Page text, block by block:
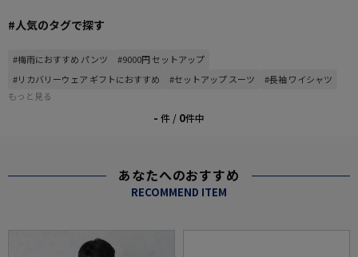
#人気のタグで探す
#梅雨におすすめ パンツ
#9000円 セットアップ
#リカバリーウェア ギフトにおすすめ
#セットアップ スーツ
#長袖 ワイシャツ
もっと見る
- 件 / 0件中
あなたへのおすすめ
RECOMMEND ITEM